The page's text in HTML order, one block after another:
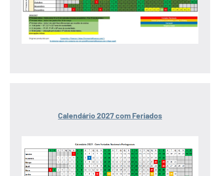
Calendário 2027 com Feriados